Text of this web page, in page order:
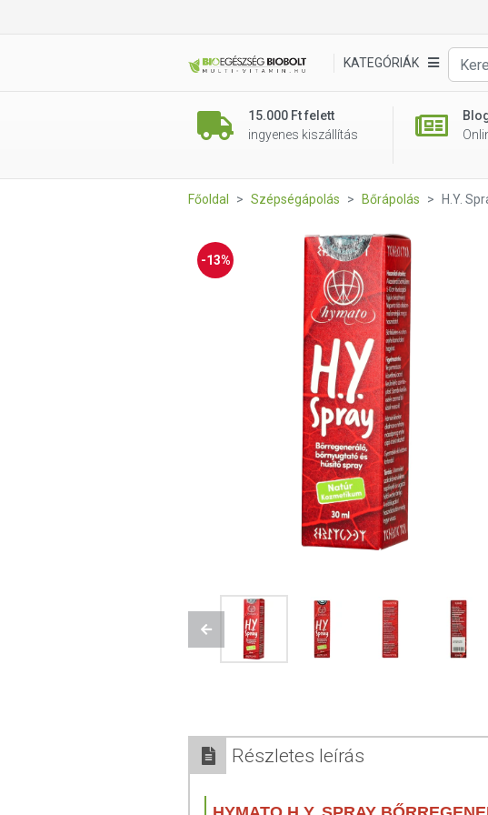
KATEGÓRIÁK
15.000 Ft felett
ingyenes kiszállítás
Főoldal Szépségápolás Bőrápolás H.Y.
-13%
Previous
Részletes leírás